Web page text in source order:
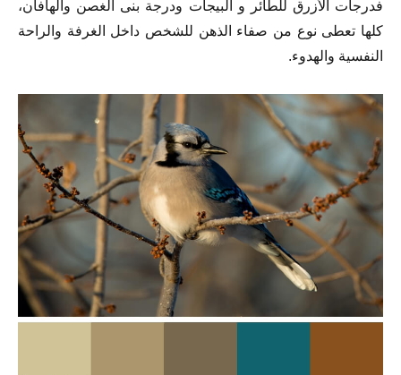
فدرجات الأزرق للطائر و البيجات ودرجة بنى الغصن والهافان،
كلها تعطى نوع من صفاء الذهن للشخص داخل الغرفة والراحة
النفسية والهدوء.